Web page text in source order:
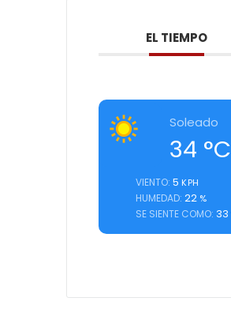
EL TIEMPO
Soleado
34 °C
VIENTO: 5 KPH
HUMEDAD: 22%
SE SIENTE COMO: 33